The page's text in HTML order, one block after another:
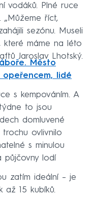
vodáků. Plné ruce
„Můžeme říct,
sezónu. Museli
které máme na léto
Jaroslav Lhotský.
Město
lidé
s kempováním. A
to jsou
domluvené
trochu ovlivnilo
s minulou
půjčovny lodí
zatím ideální – je
až 15 kubíků.